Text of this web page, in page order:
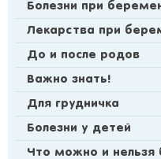
Болезни при
Лекарства при
До и после родов
Важно знать!
Для грудничка
Болезни у детей
Что можно и